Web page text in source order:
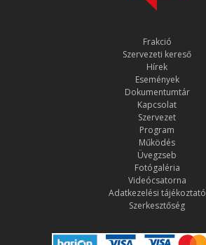
Frakció
Szervezeti kereső
Hírek
Események
Dokumentumtár
Kapcsolat
Szervezet
Program
Működés
Üvegzseb
Fotógaléria
Videócsatorna
Adatkezelési tájékoztató
Szerkesztőség